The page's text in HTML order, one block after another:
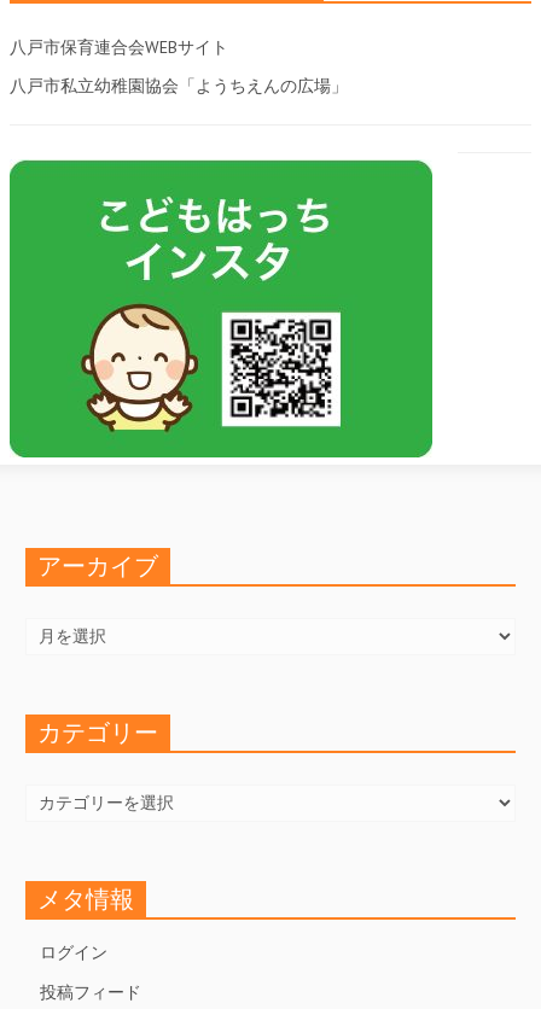
八戸市保育連合会WEBサイト
八戸市私立幼稚園協会「ようちえんの広場」
アーカイブ
カ
カテゴリー
ゴ
メタ情報
ログイン
投稿フィード